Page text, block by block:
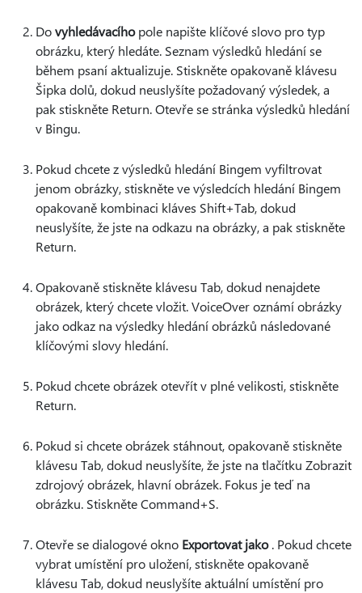
Dovyhledávacíhopole napište klíčové slovo pro typ
obrázku, který hledáte. Seznam výsledků hledání se
během psaní aktualizuje. Stiskněte opakovaně klávesu
Šipka dolů, dokud neuslyšíte požadovaný výsledek, a
pak stiskněte Return. Otevře se stránka výsledků hledání
v Bingu.
Pokud chcete z výsledků hledání Bingem vyfiltrovat
jenom obrázky, stiskněte ve výsledcích hledání Bingem
opakovaně kombinaci kláves Shift+Tab, dokud
neuslyšíte, že jste na odkazu na obrázky, a pak stiskněte
Return.
Opakovaně stiskněte klávesu Tab, dokud nenajdete
obrázek, který chcete vložit. VoiceOver oznámí obrázky
jako odkaz na výsledky hledání obrázků následované
klíčovými slovy hledání.
Pokud chcete obrázek otevřít v plné velikosti, stiskněte
Return.
Pokud si chcete obrázek stáhnout, opakovaně stiskněte
klávesu Tab, dokud neuslyšíte, že jste na tlačítku Zobrazit
zdrojový obrázek, hlavní obrázek. Fokus je teď na
obrázku. Stiskněte Command+S.
Otevře se dialogové okno Exportovat jako. Pokud chcete
vybrat umístění pro uložení, stiskněte opakovaně
klávesu Tab, dokud neuslyšíte aktuální umístění pro